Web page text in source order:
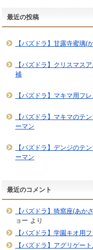
最近の投稿
【パズドラ】甘露寺蜜璃(
【パズドラ】クリスマス
補
【パズドラ】マキマ用フ
【パズドラ】マキマのテ
ーマン
【パズドラ】デンジのテ
ーマン
最近のコメント
【パズドラ】猗窩座(あか
ョー より
【パズドラ】学園キオ用
【パズドラ】アグリゲー